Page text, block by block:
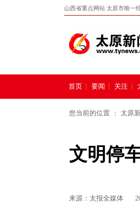
山西省重点网站 太原市唯一
首页 要闻 关注
您当前的位置 ： 太原
文明停
来源： 太报全媒体